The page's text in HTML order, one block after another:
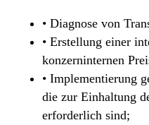
• Diagnose von
• Erstellung einer
konzerninternen
• Implementierung
die zur Einhaltung
erforderlich sind;